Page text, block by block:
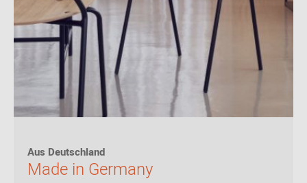
Aus Deutschland
Made in Germany